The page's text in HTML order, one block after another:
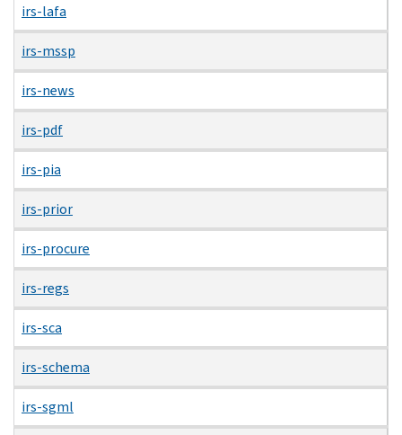
irs-lafa
irs-mssp
irs-news
irs-pdf
irs-pia
irs-prior
irs-procure
irs-regs
irs-sca
irs-schema
irs-sgml